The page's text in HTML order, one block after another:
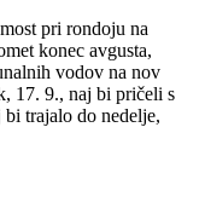
pri rondoju na
konec avgusta,
vodov na nov
17. 9., naj bi pričeli s
bi trajalo do nedelje,